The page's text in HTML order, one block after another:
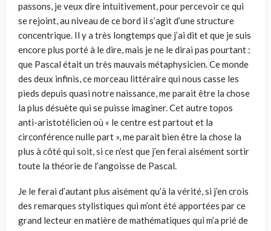
passons, je veux dire intuitivement, pour percevoir ce qui
se rejoint, au niveau de ce bord il s’agit d’une structure
concentrique. Il y a très longtemps que j’ai dit et que je suis
encore plus porté à le dire, mais je ne le dirai pas pour­tant :
que Pascal était un très mauvais métaphysicien. Ce monde
des deux infi­nis, ce morceau littéraire qui nous casse les
pieds depuis quasi notre naissance, me parait être la chose
la plus désuète qui se puisse imaginer. Cet autre topos
anti-aristotélicien où « le centre est partout et la
circonférence nulle part », me parait bien être la chose la
plus à côté qui soit, si ce n’est que j’en ferai aisément sortir
toute la théorie de l’angoisse de Pascal.
Je le ferai d’autant plus aisément qu’à la vérité, si j’en crois
des remarques sty­listiques qui m’ont été apportées par ce
grand lecteur en matière de mathéma­tiques qui m’a prié de